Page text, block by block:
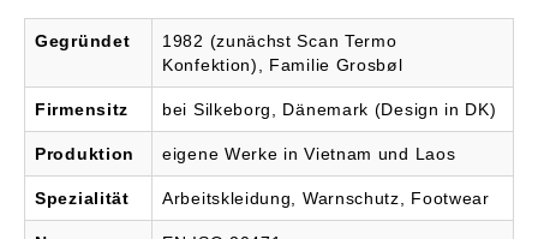
Gegründet
1982 (zunächst Scan Termo
Konfektion), Familie Grosbøl
Firmensitz bei Silkeborg, Dänemark (Design in DK)
Produktion eigene Werke in Vietnam und Laos
Spezialität Arbeitskleidung, Warnschutz, Footwear